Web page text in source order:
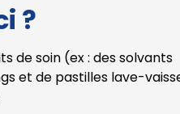
?
de soin (ex : des solvants
et de pastilles lave-